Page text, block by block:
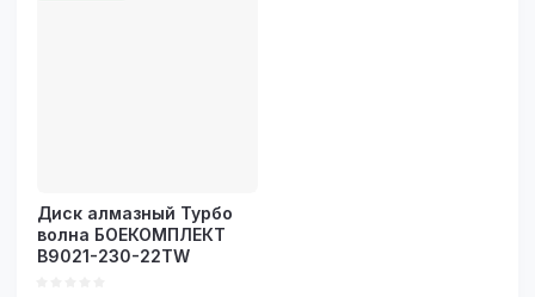
Диск алмазный Турбо
волна БОЕКОМПЛЕКТ
B9021-230-22TW